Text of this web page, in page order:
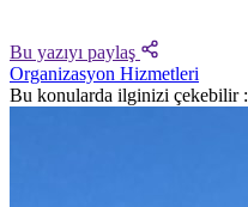
Bu yazıyı paylaş
Organizasyon Hizmetleri
Bu konularda ilginizi çekebilir :